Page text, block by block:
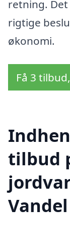
retning.
rigtige
økonomi.
Få 3
tilbud
Vandel